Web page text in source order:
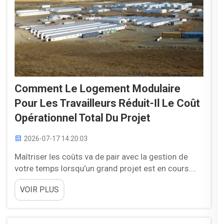
Comment Le Logement Modulaire
Pour Les Travailleurs Réduit-Il Le Coût
Opérationnel Total Du Projet
2026-07-17 14:20:03
Maîtriser les coûts va de pair avec la gestion de
votre temps lorsqu’un grand projet est en cours.
Votre résultat net peut être affecté par les coûts
liés au logement des employés — ces derniers
relèvent tous de vos coûts opérationnels. Cela
VOIR PLUS